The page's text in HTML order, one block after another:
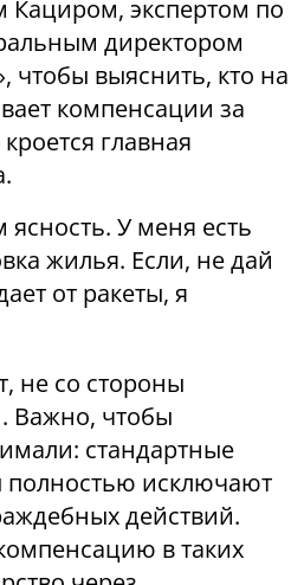
Кациром, экспертом по
директором
чтобы выяснить, кто на
компенсации за
главная
.
ясность. У меня есть
жилья. Если, не дай
от ракеты, я
не со стороны
Важно, чтобы
стандартные
полностью исключают
действий.
в таких